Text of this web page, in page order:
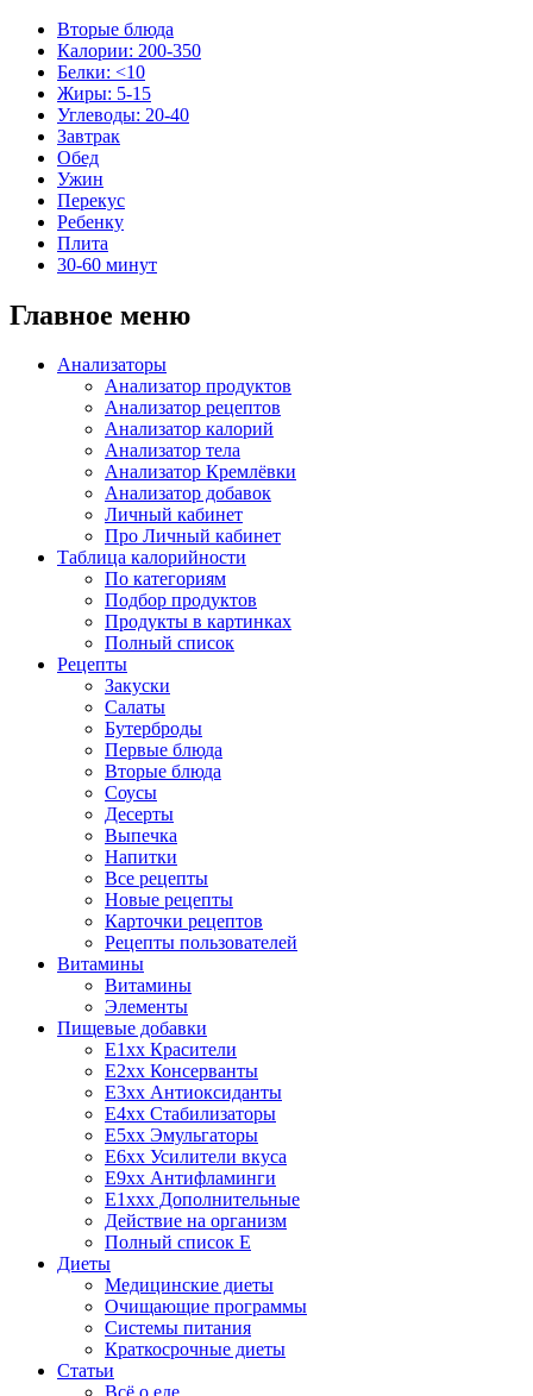
Вторые блюда
Калории: 200-350
Белки: <10
Жиры: 5-15
Углеводы: 20-40
Завтрак
Обед
Ужин
Перекус
Ребенку
Плита
30-60 минут
Главное меню
Анализаторы
Анализатор продуктов
Анализатор рецептов
Анализатор калорий
Анализатор тела
Анализатор Кремлёвки
Анализатор добавок
Личный кабинет
Про Личный кабинет
Таблица калорийности
По категориям
Подбор продуктов
Продукты в картинках
Полный список
Рецепты
Закуски
Салаты
Бутерброды
Первые блюда
Вторые блюда
Соусы
Десерты
Выпечка
Напитки
Все рецепты
Новые рецепты
Карточки рецептов
Рецепты пользователей
Витамины
Витамины
Элементы
Пищевые добавки
E1xx Красители
E2xx Консерванты
E3xx Антиоксиданты
E4xx Стабилизаторы
E5xx Эмульгаторы
E6xx Усилители вкуса
E9xx Антифламинги
E1xxx Дополнительные
Действие на организм
Полный список E
Диеты
Медицинские диеты
Очищающие программы
Системы питания
Краткосрочные диеты
Статьи